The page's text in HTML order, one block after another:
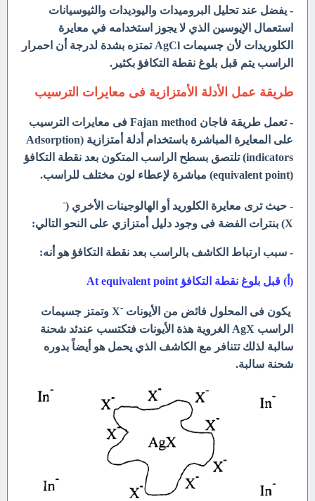
- يفضل عند تحليل البروميدات واليوديدات والثيوسيانات
استعمال الإيوسين الذي لا يجوز استخدامه في معايرة
الكلوريدات لأن جسيمات AgCl تمتزه بشدة لدرجة أن احمرار
الراسب يتم قبل بلوغ نقطة التكافؤ بكثير.
طريقة عمل الأدلة الأمتزازية فى معايرات الترسيب
- تعمل طريقة فاجان Fajan method فى معايرات الترسيب
على المعايرة المباشرة باستخدام أدلة أمتزازية (Adsorption
indicators) تلتصق بسطح الراسب المتكون بعد نقطة التكافؤ
(equivalent point) مباشرة لإعطاء لون مختلف للراسب.
- حيث ترى معايرة الكلوريد أو الهالوجينات الأخري (-
X) بنترات الفضة فى وجود دليل أمتزازي على النحو التالي:
- سبب ارتباط الكاشف بالراسب بعد نقطة التكافؤ هو أنه:
(أ) قبل بلوغ نقطة التكافؤ At equivalent point
يكون فى المحلول فائض من الأيونات -
X وتمتز جسيمات
الراسب AgX الغروية هذة الأيونات فتكتسب عندئد شحنة
سالبة لذلك تتنافر مع الكاشف الذي يحمل هو أيضاً بدوره
شحنة سالبة.